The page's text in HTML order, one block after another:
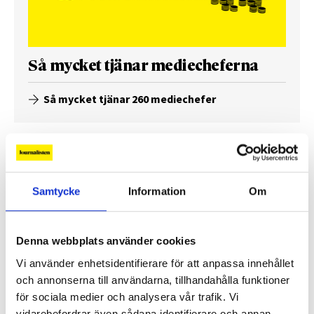
Samtycke Information Om
Denna webbplats använder cookies
Vi använder enhetsidentifierare för att anpassa innehållet
och annonserna till användarna, tillhandahålla funktioner
för sociala medier och analysera vår trafik. Vi
Så mycket tjänar mediecheferna
Så mycket tjänar 260 mediechefer